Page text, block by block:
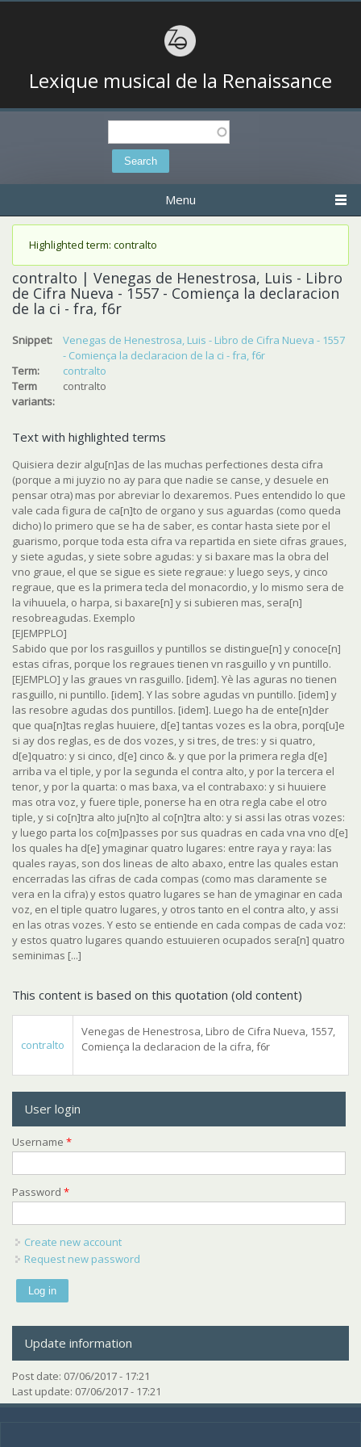
Lexique musical de la Renaissance
Search
Menu
Status message
Highlighted term: contralto
contralto | Venegas de Henestrosa, Luis - Libro
de Cifra Nueva - 1557 - Comiença la declaracion
de la ci - fra, f6r
Snippet:
Venegas de Henestrosa, Luis - Libro de Cifra Nueva - 1557
- Comiença la declaracion de la ci - fra, f6r
Term:
contralto
Term
variants:
contralto
Text with highlighted terms
Quisiera dezir algu[n]as de las muchas perfectiones desta cifra
(porque a mi juyzio no ay para que nadie se canse, y desuele en
pensar otra) mas por abreviar lo dexaremos. Pues entendido lo que
vale cada figura de ca[n]to de organo y sus aguardas (como queda
dicho) lo primero que se ha de saber, es contar hasta siete por el
guarismo, porque toda esta cifra va repartida en siete cifras graues,
y siete agudas, y siete sobre agudas: y si baxare mas la obra del
vno graue, el que se sigue es siete regraue: y luego seys, y cinco
regraue, que es la primera tecla del monacordio, y lo mismo sera de
la vihuuela, o harpa, si baxare[n] y si subieren mas, sera[n]
resobreagudas. Exemplo
[EJEMPPLO]
Sabido que por los rasguillos y puntillos se distingue[n] y conoce[n]
estas cifras, porque los regraues tienen vn rasguillo y vn puntillo.
[EJEMPLO] y las graues vn rasguillo. [idem]. Yè las aguras no tienen
rasguillo, ni puntillo. [idem]. Y las sobre agudas vn puntillo. [idem] y
las resobre agudas dos puntillos. [idem]. Luego ha de ente[n]der
que qua[n]tas reglas huuiere, d[e] tantas vozes es la obra, porq[u]e
si ay dos reglas, es de dos vozes, y si tres, de tres: y si quatro,
d[e]quatro: y si cinco, d[e] cinco &. y que por la primera regla d[e]
arriba va el tiple, y por la segunda el contra alto, y por la tercera el
tenor, y por la quarta: o mas baxa, va el contrabaxo: y si huuiere
mas otra voz, y fuere tiple, ponerse ha en otra regla cabe el otro
tiple, y si co[n]tra alto ju[n]to al co[n]tra alto: y si assi las otras vozes:
y luego parta los co[m]passes por sus quadras en cada vna vno d[e]
los quales ha d[e] ymaginar quatro lugares: entre raya y raya: las
quales rayas, son dos lineas de alto abaxo, entre las quales estan
encerradas las cifras de cada compas (como mas claramente se
vera en la cifra) y estos quatro lugares se han de ymaginar en cada
voz, en el tiple quatro lugares, y otros tanto en el contra alto, y assi
en las otras vozes. Y esto se entiende en cada compas de cada voz:
y estos quatro lugares quando estuuieren ocupados sera[n] quatro
seminimas [...]
This content is based on this quotation (old content)
contralto
Venegas de Henestrosa, Libro de Cifra Nueva, 1557,
Comiença la declaracion de la cifra, f6r
User login
Username *
Password *
Create new account
Request new password
Update information
Post date: 07/06/2017 - 17:21
Last update: 07/06/2017 - 17:21